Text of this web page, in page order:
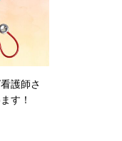
護師さ
す！